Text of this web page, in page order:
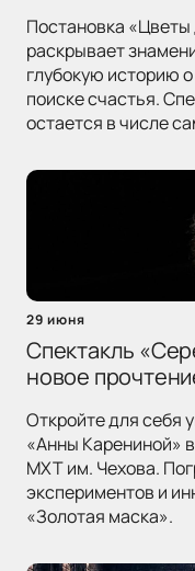
Постановка
раскрывает
глубокую историю
поиске счастья.
остается в числе
29 июня
Спектакль
новое
Откройте для себя
«Анны Карениной»
МХТ им. Чехова.
экспериментов и
«Золотая маска».